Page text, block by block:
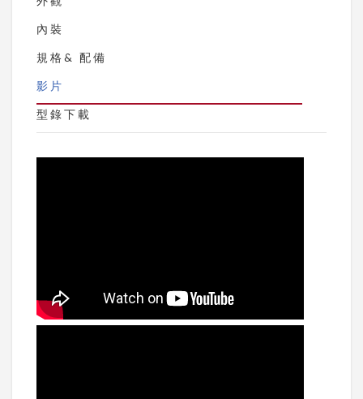
內裝
規格& 配備
影片
型錄下載